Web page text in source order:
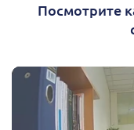
Посмотрите